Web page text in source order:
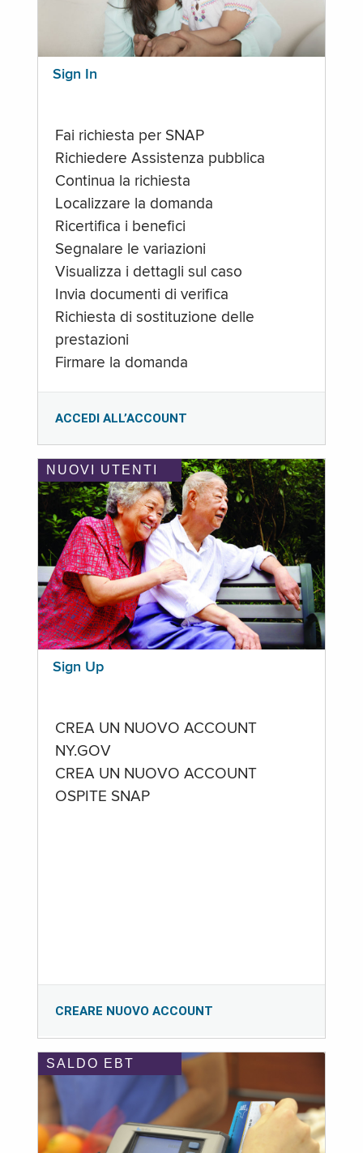
Sign In
Fai richiesta per SNAP
Richiedere Assistenza pubblica
Continua la richiesta
Localizzare la domanda
Ricertifica i benefici
Segnalare le variazioni
Visualizza i dettagli sul caso
Invia documenti di verifica
Richiesta di sostituzione delle
prestazioni
Firmare la domanda
ACCEDI ALL’ACCOUNT
NUOVI UTENTI
Sign Up
CREA UN NUOVO ACCOUNT
NY.GOV
CREA UN NUOVO ACCOUNT
OSPITE SNAP
CREARE NUOVO ACCOUNT
SALDO EBT